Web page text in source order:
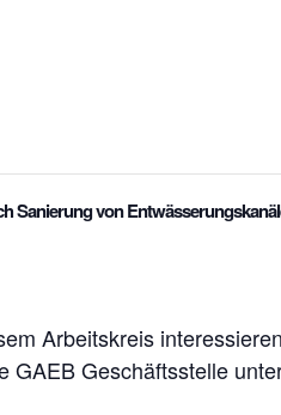
Sanierung von
Arbeitskreis
GAEB Geschäftsstelle